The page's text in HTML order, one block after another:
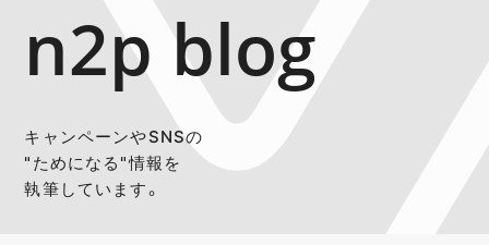
n2p blog
キャンペーンやSNSの
"ためになる"情報を
執筆しています。